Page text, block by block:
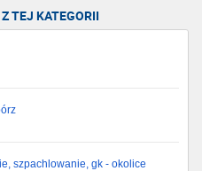
TEJ KATEGORII
szpachlowanie, gk - okolice